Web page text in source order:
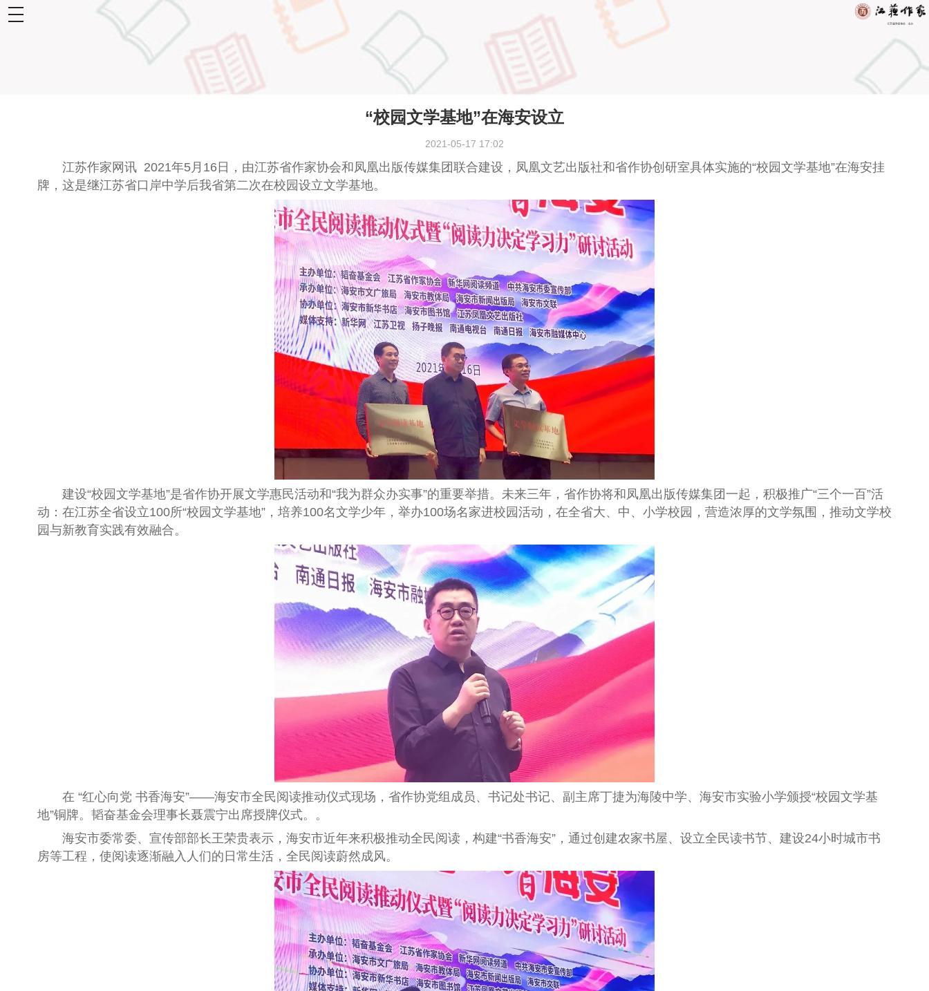
toggle
“校园文学基地”在海安设立
2021-05-17 17:02
江苏作家网讯 2021年5月 16日，由江苏省作家协会和凤凰出版传媒集团联合建设，凤凰文艺出版社和省作协创研室具体实施的“校园文学基地”在海安挂
牌，这是继江苏省口岸中学后我省第二次在校园设立文学基地。
建设“校园文学基地”是省作协开展文学惠民活动和“我为群众办实事”的重要举措。未来三年，省作协将和凤凰出版传媒集团一起，积极推广“三个一百”活
动：在江苏全省设立100所“校园文学基地”，培养100名文学少年，举办100场名家进校园活动，在全省大、中、小学校园，营造浓厚的文学氛围，推动文学校
园与新教育实践有效融合。
在 “红心向党 书香海安”——海安市全民阅读推动仪式现场，省作协党组成员、书记处书记、副主席丁捷为海陵中学、海安市实验小学颁授“校园文学基
地”铜牌。 韬奋基金会理事长聂震宁出席授牌仪式。
。
海安市委常委、宣传部部长王荣贵表示，海安市近年来积极推动全民阅读，构建“书香海安”，通过创建农家书屋、设立全民读书节、建设24小时城市书
房等工程，使阅读逐渐融入人们的日常生活，全民阅读蔚然成风。